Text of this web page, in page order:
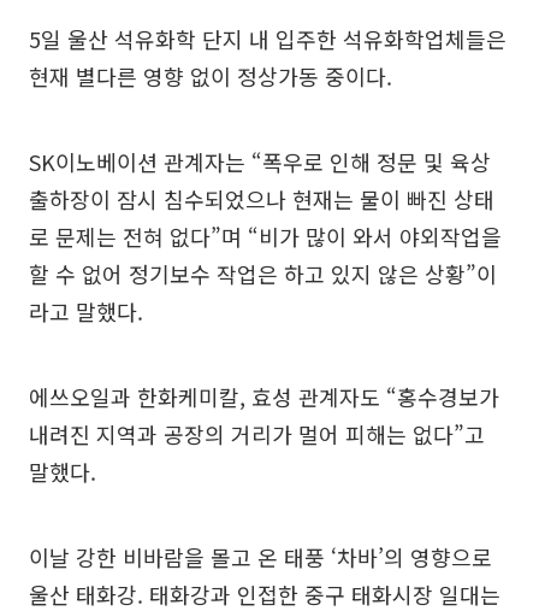
5일 울산 석유화학 단지 내 입주한 석유화학업체들은
현재 별다른 영향 없이 정상가동 중이다.
SK이노베이션 관계자는 “폭우로 인해 정문 및 육상
출하장이 잠시 침수되었으나 현재는 물이 빠진 상태
로 문제는 전혀 없다”며 “비가 많이 와서 야외작업을
할 수 없어 정기보수 작업은 하고 있지 않은 상황”이
라고 말했다.
에쓰오일과 한화케미칼, 효성 관계자도 “홍수경보가
내려진 지역과 공장의 거리가 멀어 피해는 없다”고
말했다.
이날 강한 비바람을 몰고 온 태풍 ‘차바’의 영향으로
울산 태화강. 태화강과 인접한 중구 태화시장 일대는